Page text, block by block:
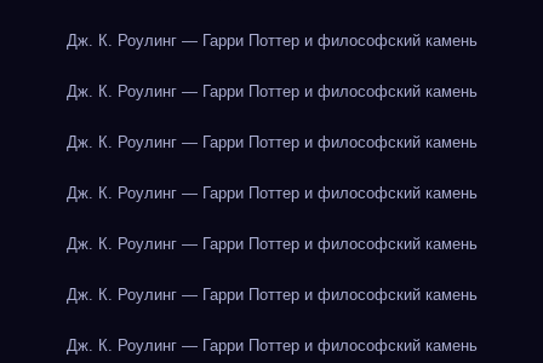
Дж. К. Роулинг — Гарри Поттер и философский камень
Дж. К. Роулинг — Гарри Поттер и философский камень
Дж. К. Роулинг — Гарри Поттер и философский камень
Дж. К. Роулинг — Гарри Поттер и философский камень
Дж. К. Роулинг — Гарри Поттер и философский камень
Дж. К. Роулинг — Гарри Поттер и философский камень
Дж. К. Роулинг — Гарри Поттер и философский камень